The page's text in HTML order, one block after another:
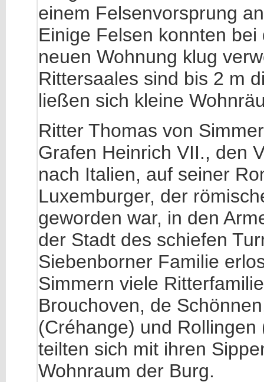
einem Felsenvorsprung
Einige Felsen konnten
neuen Wohnung klug
Rittersaales sind bis 2 m
ließen sich kleine
Ritter Thomas von
Grafen Heinrich VII., den
nach Italien, auf seiner
Luxemburger, der
geworden war, in den
der Stadt des schiefen
Siebenborner Familie
Simmern viele
Brouchoven, de
(Créhange) und
teilten sich mit ihren
Wohnraum der Burg.